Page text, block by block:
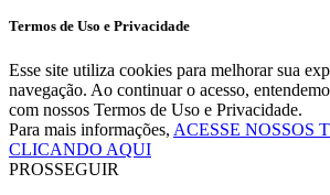
Termos de Uso e Privacidade
Esse site utiliza cookies para melhorar sua
navegação. Ao continuar o acesso,
com nossos Termos de Uso e Privacidade.
Para mais informações, ACESSE NOSSOS
CLICANDO AQUI
PROSSEGUIR